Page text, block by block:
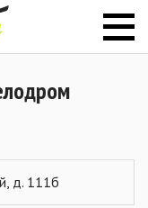
д. 111б